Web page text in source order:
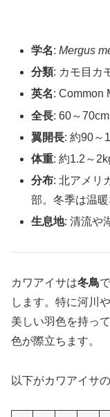
学名:Mergus
分類: カモ目カ
英名: Common
全長: 60～
翼開長: 約90～
体重: 約1.2～
分布: 北アメリ
部。冬季は温暖
生息地: 清流や
カワアイサは冬鳥で
します。特に河川
美しい羽色を持っ
色が際立ちます。
以下がカワアイサ